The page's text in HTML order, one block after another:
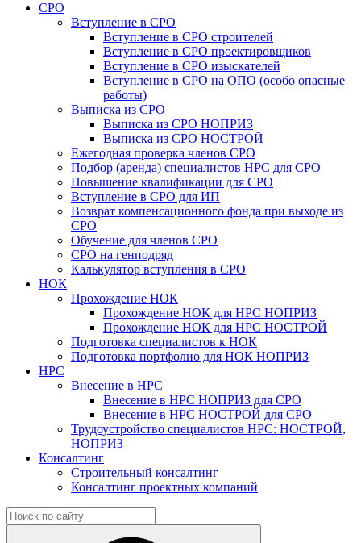
СРО
Вступление в СРО
Вступление в СРО строителей
Вступление в СРО проектировщиков
Вступление в СРО изыскателей
Вступление в СРО на ОПО (особо опасные
работы)
Выписка из СРО
Выписка из СРО НОПРИЗ
Выписка из СРО НОСТРОЙ
Ежегодная проверка членов СРО
Подбор (аренда) специалистов НРС для СРО
Повышение квалификации для СРО
Вступление в СРО для ИП
Возврат компенсационного фонда при выходе из
СРО
Обучение для членов СРО
СРО на генподряд
Калькулятор вступления в СРО
НОК
Прохождение НОК
Прохождение НОК для НРС НОПРИЗ
Прохождение НОК для НРС НОСТРОЙ
Подготовка специалистов к НОК
Подготовка портфолио для НОК НОПРИЗ
НРС
Внесение в НРС
Внесение в НРС НОПРИЗ для СРО
Внесение в НРС НОСТРОЙ для СРО
Трудоустройство специалистов НРС: НОСТРОЙ,
НОПРИЗ
Консалтинг
Строительный консалтинг
Консалтинг проектных компаний